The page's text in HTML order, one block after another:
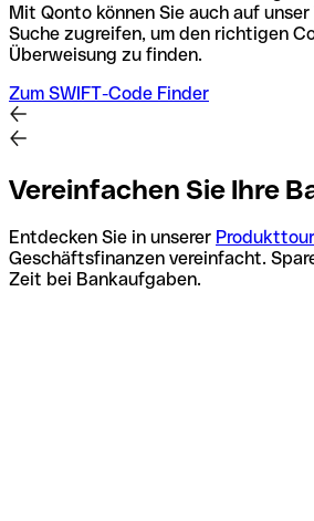
Mit Qonto können Sie auch auf
Suche zugreifen, um den richtigen
Überweisung zu finden.
Zum SWIFT-Code Finder
Vereinfachen Sie Ihre
Entdecken Sie in unserer Produkttour
Geschäftsfinanzen vereinfacht.
Zeit bei Bankaufgaben.